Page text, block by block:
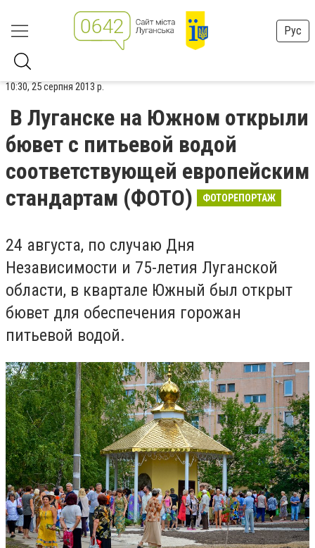
Рус
10:30, 25 серпня 2013 р.
В Луганске на Южном открыли
бювет с питьевой водой
соответствующей европейским
стандартам (ФОТО)
ФОТОРЕПОРТАЖ
24 августа, по случаю Дня
Независимости и 75-летия Луганской
области, в квартале Южный был открыт
бювет для обеспечения горожан
питьевой водой.